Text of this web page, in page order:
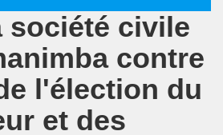
société civile
contre
l'élection du
et des